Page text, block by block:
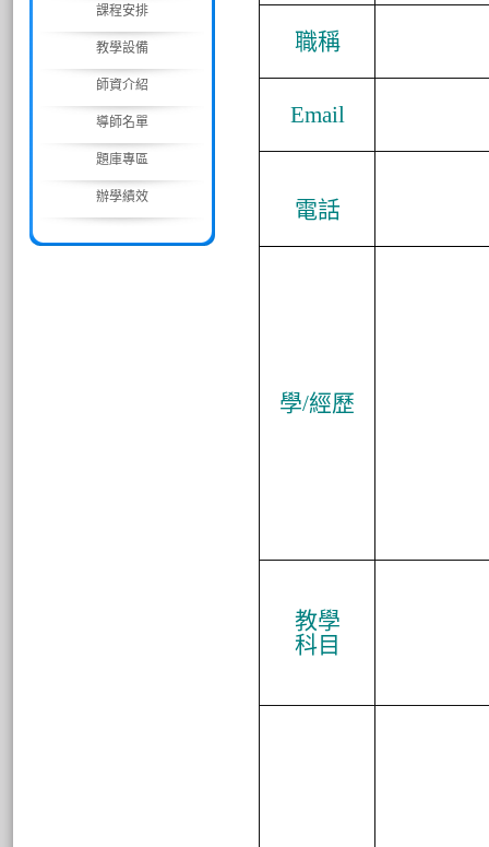
課程安排
教學設備
師資介紹
導師名單
題庫專區
辦學績效
職稱
Email
電話
學/經歷
教學
科目